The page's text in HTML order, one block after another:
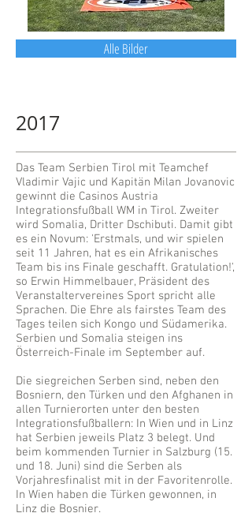
Alle Bilder
2017
Das Team Serbien Tirol mit Teamchef
Vladimir Vajic und Kapitän Milan Jovanovic
gewinnt die Casinos Austria
Integrationsfußball WM in Tirol. Zweiter
wird Somalia, Dritter Dschibuti. Damit gibt
es ein Novum: 'Erstmals, und wir spielen
seit 11 Jahren, hat es ein Afrikanisches
Team bis ins Finale geschafft. Gratulation!',
so Erwin Himmelbauer, Präsident des
Veranstaltervereines Sport spricht alle
Sprachen. Die Ehre als fairstes Team des
Tages teilen sich Kongo und Südamerika.
Serbien und Somalia steigen ins
Österreich-Finale im September auf.
Die siegreichen Serben sind, neben den
Bosniern, den Türken und den Afghanen in
allen Turnierorten unter den besten
Integrationsfußballern: In Wien und in Linz
hat Serbien jeweils Platz 3 belegt. Und
beim kommenden Turnier in Salzburg (15.
und 18. Juni) sind die Serben als
Vorjahresfinalist mit in der Favoritenrolle.
In Wien haben die Türken gewonnen, in
Linz die Bosnier.